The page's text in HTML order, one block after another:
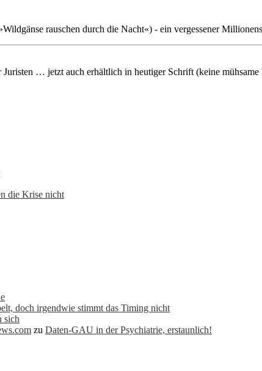
rauschen durch die Nacht«) - ein vergessener
… jetzt auch erhältlich in heutiger Schrift (keine
die Krise nicht
doch irgendwie stimmt das Timing nicht
sich
zu Daten-GAU in der Psychiatrie, erstaunlich!